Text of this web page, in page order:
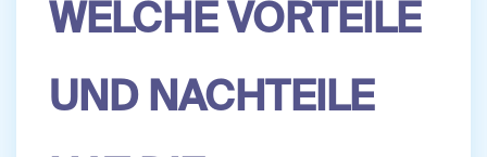
WELCHE VORTEILE
UND NACHTEILE